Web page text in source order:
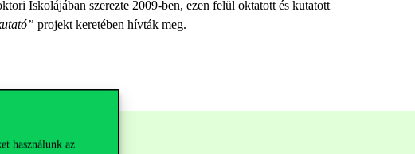
használunk az
Iskolájában szerezte 2009-ben, ezen felül oktatott és kutatott
projekt keretében hívták meg.